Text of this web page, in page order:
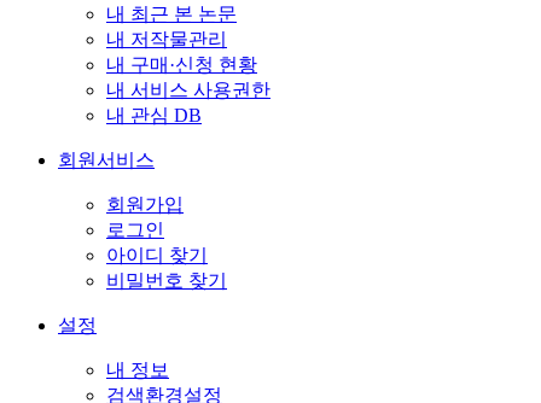
내 최근 본 논문
내 저작물관리
내 구매·신청 현황
내 서비스 사용권한
내 관심 DB
회원서비스
회원가입
로그인
아이디 찾기
비밀번호 찾기
설정
내 정보
검색환경설정